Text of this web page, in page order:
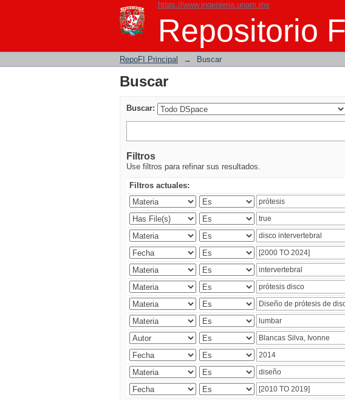
https://www.ingenieria.unam.mx
Repositorio
Buscar
RepoFI Principal → Buscar
Buscar
Buscar:
Filtros
Use filtros para refinar sus resultados.
Filtros actuales: